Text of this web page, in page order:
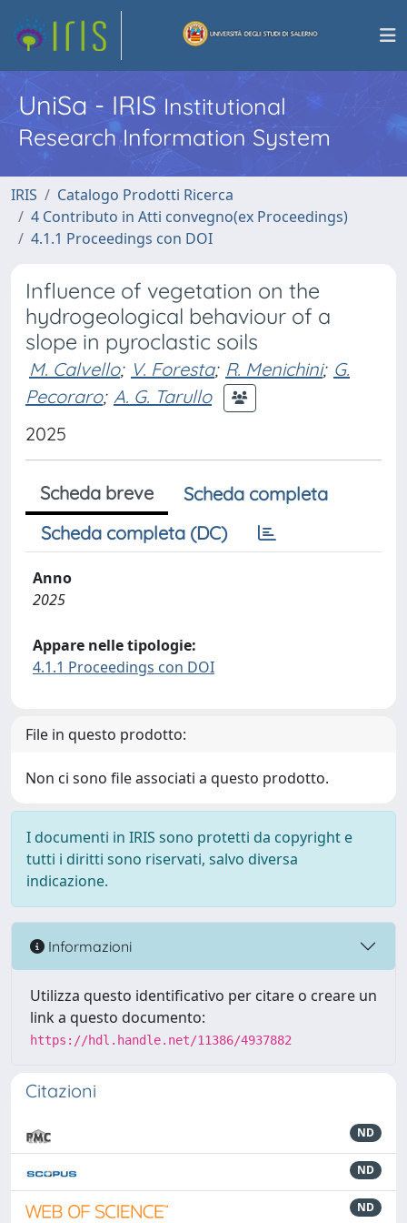
UniSa - IRISInstitutional
Research Information System
IRIS
Catalogo Prodotti Ricerca
4 Contributo in Atti convegno(ex Proceedings)
4.1.1 Proceedings con DOI
Influence of vegetation on the
hydrogeological behaviour of a
slope in pyroclastic soils
M. Calvello; V. Foresta; R. Menichini; G.
Pecoraro; A. G. Tarullo
2025
Scheda breve
Scheda completa
Scheda completa (DC)
Anno
2025
Appare nelle tipologie:
4.1.1 Proceedings con DOI
File in questo prodotto:
Non ci sono file associati a questo prodotto.
I documenti in IRIS sono protetti da copyright e
tutti i diritti sono riservati, salvo diversa
indicazione.
Informazioni
Utilizza questo identificativo per citare o creare un
link a questo documento:
https://hdl.handle.net/11386/4937882
Citazioni
ND
ND
ND